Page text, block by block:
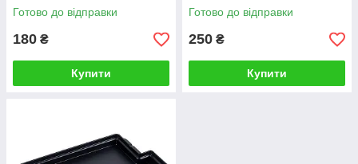
Готово до відправки
180 ₴
Купити
Готово до відправки
250 ₴
Купити